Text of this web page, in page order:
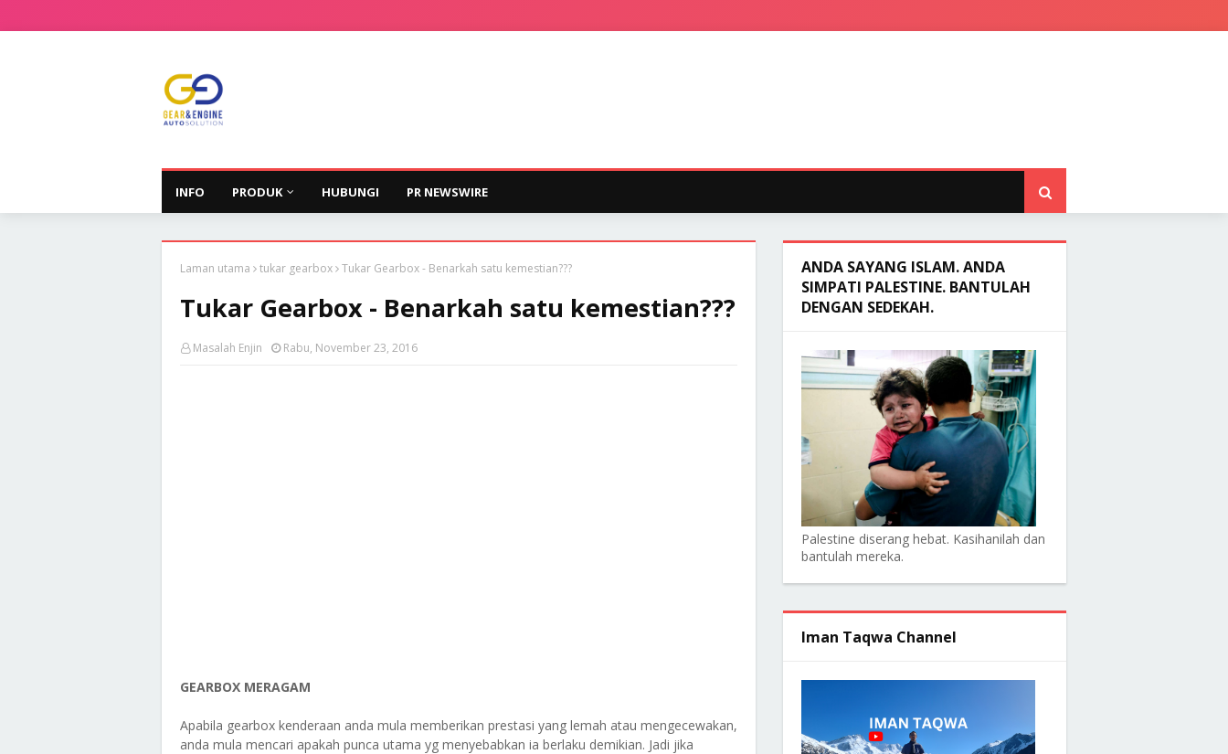
INFO PRODUK HUBUNGI PR NEWSWIRE
Laman utama tukar gearbox Tukar Gearbox - Benarkah satu kemestian???
Tukar Gearbox - Benarkah satu kemestian???
Masalah Enjin Rabu, November 23, 2016
GEARBOX MERAGAM
Apabila gearbox kenderaan anda mula memberikan prestasi yang lemah atau mengecewakan,
anda mula mencari apakah punca utama yg menyebabkan ia berlaku demikian. Jadi jika
ANDA SAYANG ISLAM. ANDA
SIMPATI PALESTINE. BANTULAH
DENGAN SEDEKAH.
Palestine diserang hebat. Kasihanilah dan
bantulah mereka.
Iman Taqwa Channel